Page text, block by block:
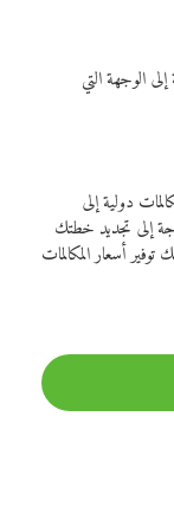
إلى الوجهة التي
دولية إلى
إلى تجديد خطتك
أسعار المكالمات